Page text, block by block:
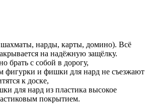
нарды, карты, домино). Всё
на надёжную защёлку.
брать с собой в дорогу,
фигурки и фишки для нард не съезжают
к доске,
для нард из пластика высокое
покрытием.